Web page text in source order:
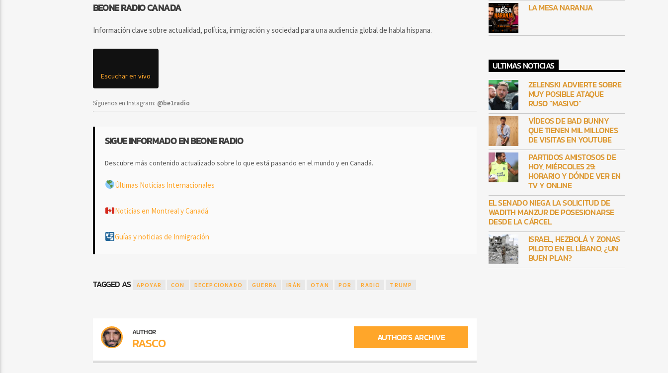
BEONE RADIO CANADA
Información clave sobre actualidad, política, inmigración y sociedad para una audiencia global de habla hispana.
Escuchar en vivo
Síguenos en Instagram: @be1radio
SIGUE INFORMADO EN BEONE RADIO
Descubre más contenido actualizado sobre lo que está pasando en el mundo y en Canadá.
Últimas Noticias Internacionales
Noticias en Montreal y Canadá
Guías y noticias de Inmigración
TAGGED AS APOYAR CON DECEPCIONADO GUERRA IRÁN OTAN POR RADIO TRUMP
AUTHOR
RASCO AUTHOR'S ARCHIVE
LA MESA NARANJA
ULTIMAS NOTICIAS
ZELENSKI ADVIERTE SOBRE
MUY POSIBLE ATAQUE
RUSO “MASIVO”
VÍDEOS DE BAD BUNNY
QUE TIENEN MIL MILLONES
DE VISITAS EN YOUTUBE
PARTIDOS AMISTOSOS DE
HOY, MIÉRCOLES 29:
HORARIO Y DÓNDE VER EN
TV Y ONLINE
EL SENADO NIEGA LA SOLICITUD DE
WADITH MANZUR DE POSESIONARSE
DESDE LA CÁRCEL
ISRAEL, HEZBOLÁ Y ZONAS
PILOTO EN EL LÍBANO, ¿UN
BUEN PLAN?